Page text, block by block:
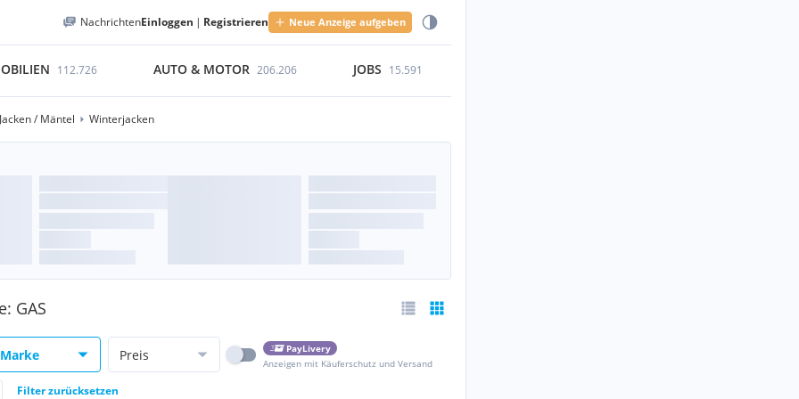
NachrichtenEinloggen | Registrieren Neue Anzeige aufgeben
112.726 AUTO & MOTOR 206.206 JOBS 15.591
/ Mäntel Winterjacken
GAS
Marke Preis
PayLivery
Anzeigen mit Käuferschutz und Versand
Filter zurücksetzen